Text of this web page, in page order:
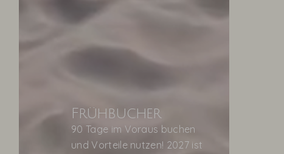
Frühbucher
90 Tage im Voraus buchen
und Vorteile nutzen! 2027 ist